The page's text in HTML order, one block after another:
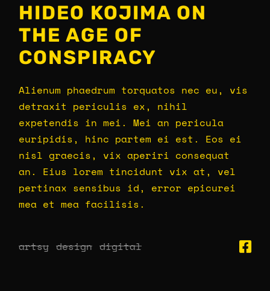
HIDEO KOJIMA ON
THE AGE OF
CONSPIRACY
Alienum phaedrum torquatos nec eu, vis
detraxit periculis ex, nihil
expetendis in mei. Mei an pericula
euripidis, hinc partem ei est. Eos ei
nisl graecis, vix aperiri consequat
an. Eius lorem tincidunt vix at, vel
pertinax sensibus id, error epicurei
mea et mea facilisis.
artsy design digital